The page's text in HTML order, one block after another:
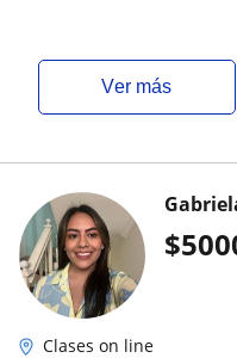
ver más
$
Clases on line